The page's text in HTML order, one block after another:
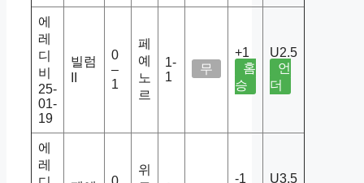
에
레
디
비
25-
01-
19
빌럼
0
–
1
페
예
노
르
1-
1
무
+1
홈
승
U2.5
언
더
에
레
위
-1
U3.5